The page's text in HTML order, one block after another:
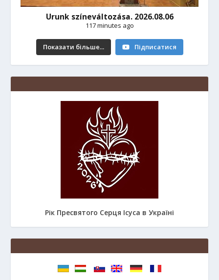
Urunk színeváltozása. 2026.08.06
117 minutes ago
Показати більше... Підписатися
Рік Пресвятого Серця Ісуса в Україні